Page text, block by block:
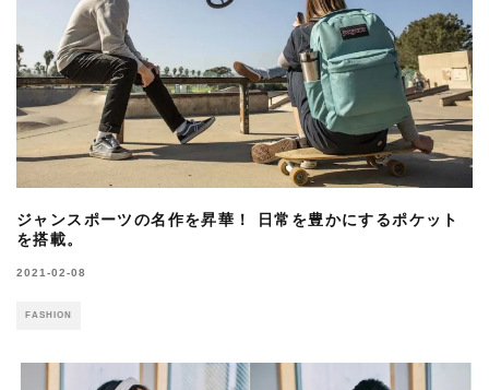
ジャンスポーツの名作を昇華！ 日常を豊かにするポケット
を搭載。
2021-02-08
FASHION